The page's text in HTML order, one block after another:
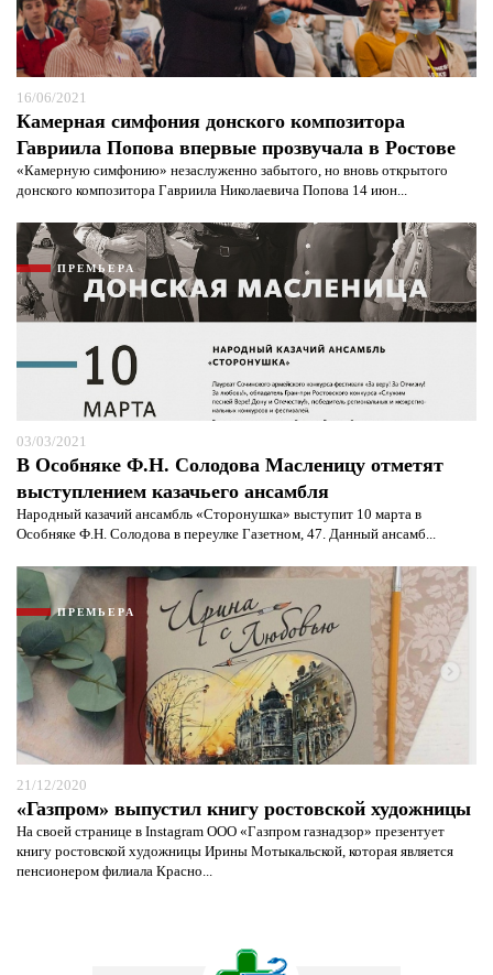
16/06/2021
Камерная симфония донского композитора
Гавриила Попова впервые прозвучала в Ростове
«Камерную симфонию» незаслуженно забытого, но вновь открытого
донского композитора Гавриила Николаевича Попова 14 июн...
ПРЕМЬЕРА
03/03/2021
В Особняке Ф.Н. Солодова Масленицу отметят
выступлением казачьего ансамбля
Народный казачий ансамбль «Сторонушка» выступит 10 марта в
Особняке Ф.Н. Солодова в переулке Газетном, 47. Данный ансамб...
ПРЕМЬЕРА
21/12/2020
«Газпром» выпустил книгу ростовской художницы
На своей странице в Instagram ООО «Газпром газнадзор» презентует
книгу ростовской художницы Ирины Мотыкальской, которая является
пенсионером филиала Красно...